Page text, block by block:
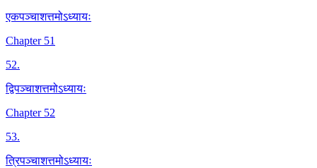
एकपञ्चाशत्तमोऽध्यायः
Chapter 51
52.
द्विपञ्चाशत्तमोऽध्यायः
Chapter 52
53.
त्रिपञ्चाशत्तमोऽध्यायः